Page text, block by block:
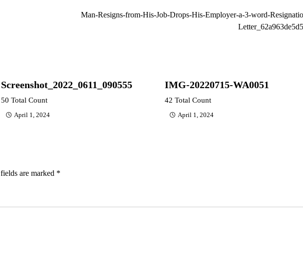
Man-Resigns-from-His-Job-Drops-His-Employer-a-3-word-
Screenshot_2022_0611_090555
50 Total Count
April 1, 2024
IMG-20220715-WA0051
42 Total Count
April 1, 2024
are marked *